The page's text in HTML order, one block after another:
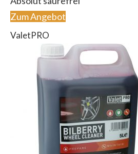
Zum Angebot
ValetPRO